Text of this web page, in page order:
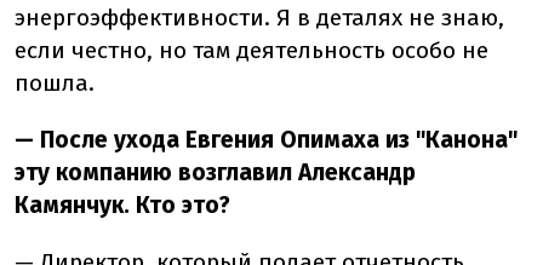
энергоэффективности. Я в деталях не знаю,
если честно, но там деятельность особо не
пошла.
— После ухода Евгения Опимаха из "Канона"
эту компанию возглавил Александр
Камянчук. Кто это?